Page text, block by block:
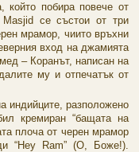
който побира повече от
се състои от три
мрамор, чиито връхни
вход на джамията
– Коранът, написан на
му и отпечатък от
индийците, разположено
кремиран “бащата на
плоча от черен мрамор
“Hey Ram” (О, Боже!).